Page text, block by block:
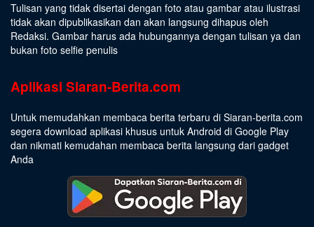
Tulisan yang tidak disertai dengan foto atau gambar atau ilustrasi
tidak akan dipublikasikan dan akan langsung dihapus oleh
Redaksi. Gambar harus ada hubungannya dengan tulisan ya dan
bukan foto selfie penulis
Aplikasi Siaran-Berita.com
Untuk memudahkan membaca berita terbaru di Siaran-berita.com
segera download aplikasi khusus untuk Android di Google Play
dan nikmati kemudahan membaca berita langsung dari gadget
Anda